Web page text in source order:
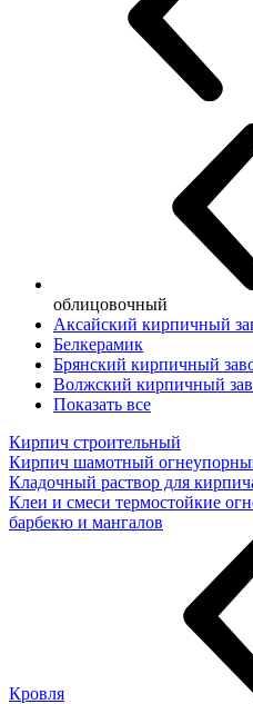
облицовочный
Аксайский кирпичный
Белкерамик
Брянский кирпичный
Волжский кирпичный
Показать все
Кирпич строительный
Кирпич шамотный
Кладочный раствор для
Клеи и смеси термостойкие
барбекю и мангалов
Кровля